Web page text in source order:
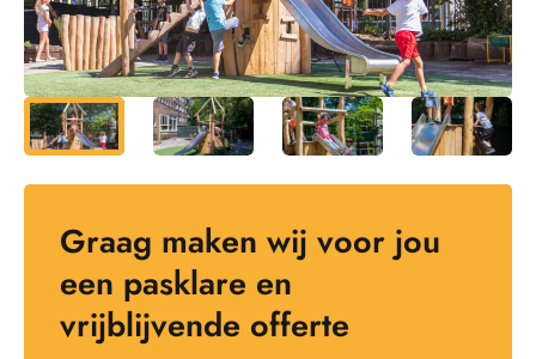
Graag maken wij voor jou
een pasklare en
vrijblijvende offerte